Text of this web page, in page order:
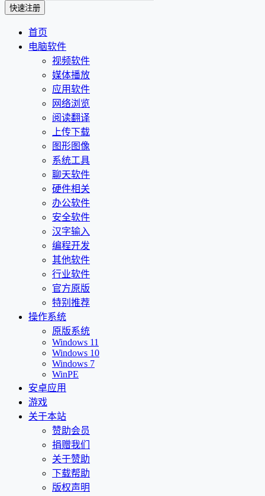
首页
电脑软件
视频软件
媒体播放
应用软件
网络浏览
阅读翻译
上传下载
图形图像
系统工具
聊天软件
硬件相关
办公软件
安全软件
汉字输入
编程开发
其他软件
行业软件
官方原版
特别推荐
操作系统
原版系统
Windows 11
Windows 10
Windows 7
WinPE
安卓应用
游戏
关于本站
赞助会员
捐赠我们
关于赞助
下载帮助
版权声明